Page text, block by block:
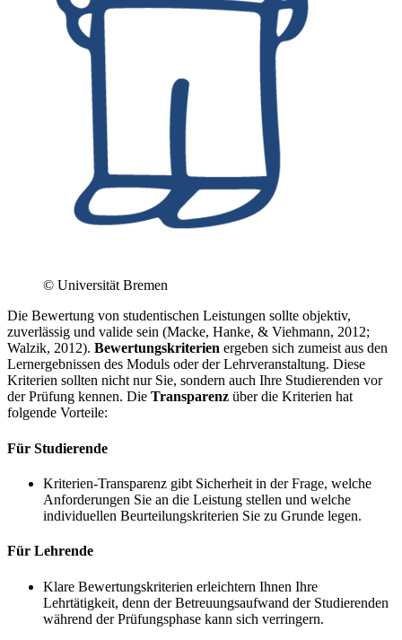
© Universität Bremen
Die Bewertung von studentischen Leistungen sollte objektiv,
zuverlässig und valide sein (Macke, Hanke, & Viehmann, 2012;
Walzik, 2012). Bewertungskriterien ergeben sich zumeist aus den
Lernergebnissen des Moduls oder der Lehrveranstaltung. Diese
Kriterien sollten nicht nur Sie, sondern auch Ihre Studierenden vor
der Prüfung kennen. Die Transparenz über die Kriterien hat
folgende Vorteile:
Für Studierende
Kriterien-Transparenz gibt Sicherheit in der Frage, welche
Anforderungen Sie an die Leistung stellen und welche
individuellen Beurteilungskriterien Sie zu Grunde legen.
Für Lehrende
Klare Bewertungskriterien erleichtern Ihnen Ihre
Lehrtätigkeit, denn der Betreuungsaufwand der Studierenden
während der Prüfungsphase kann sich verringern.